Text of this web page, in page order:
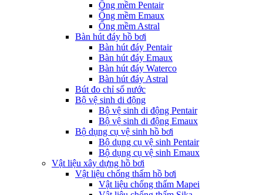
Ống mềm Pentair
Ống mềm Emaux
Ống mềm Astral
Bàn hút đáy hồ bơi
Bàn hút đáy Pentair
Bàn hút đáy Emaux
Bàn hút đáy Waterco
Bàn hút đáy Astral
Bút đo chỉ số nước
Bộ vệ sinh di động
Bộ vệ sinh di động Pentair
Bộ vệ sinh di động Emaux
Bộ dụng cụ vệ sinh hồ bơi
Bộ dụng cụ vệ sinh Pentair
Bộ dụng cụ vệ sinh Emaux
Vật liệu xây dựng hồ bơi
Vật liệu chống thấm hồ bơi
Vật liệu chống thấm Mapei